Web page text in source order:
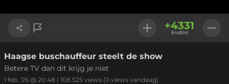
Link kopiëren
+4331
kudos
Haagse buschauffeur steelt de show
Betere TV dan dit krijg je niet
1 feb. '26 @ 20:48 | 108.525 views (0 views vandaag)